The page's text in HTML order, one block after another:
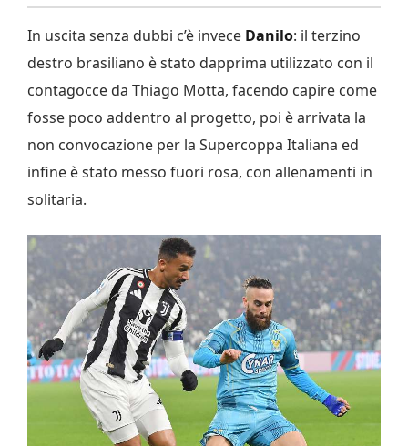
In uscita senza dubbi c’è invece Danilo: il terzino
destro brasiliano è stato dapprima utilizzato con il
contagocce da Thiago Motta, facendo capire come
fosse poco addentro al progetto, poi è arrivata la
non convocazione per la Supercoppa Italiana ed
infine è stato messo fuori rosa, con allenamenti in
solitaria.